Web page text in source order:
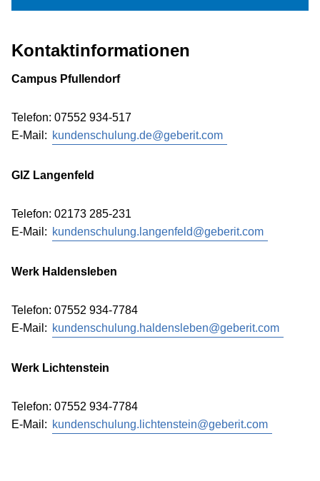
Kontaktinformationen
Campus Pfullendorf
Telefon: 07552 934-517
E-Mail: kundenschulung.de@geberit.com
GIZ Langenfeld
Telefon: 02173 285-231
E-Mail: kundenschulung.langenfeld@geberit.com
Werk Haldensleben
Telefon: 07552 934-7784
E-Mail: kundenschulung.haldensleben@geberit.com
Werk Lichtenstein
Telefon: 07552 934-7784
E-Mail: kundenschulung.lichtenstein@geberit.com